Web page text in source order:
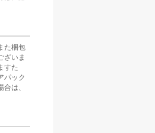
た梱包
ざいま
すた
パック
は、